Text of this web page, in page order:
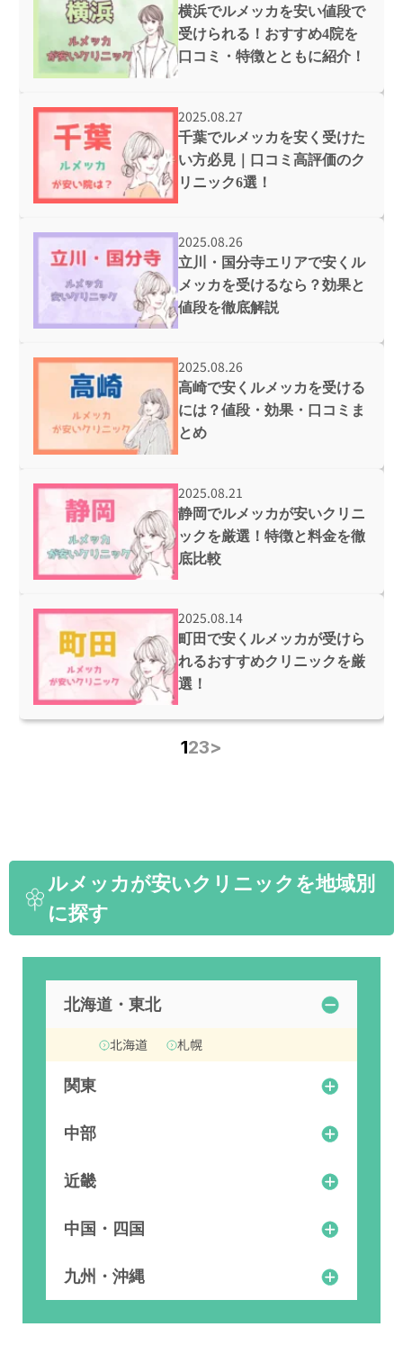
横浜でルメッカを安い値段で
受けられる！おすすめ4院を
口コミ・特徴とともに紹介！
2025.08.27
千葉でルメッカを安く受けた
い方必見｜口コミ高評価のク
リニック6選！
2025.08.26
立川・国分寺エリアで安くル
メッカを受けるなら？効果と
値段を徹底解説
2025.08.26
高崎で安くルメッカを受ける
には？値段・効果・口コミま
とめ
2025.08.21
静岡でルメッカが安いクリニ
ックを厳選！特徴と料金を徹
底比較
2025.08.14
町田で安くルメッカが受けら
れるおすすめクリニックを厳
選！
123>
ルメッカが安いクリニックを地域別
に探す
北海道・東北
北海道 札幌
関東
中部
近畿
中国・四国
九州・沖縄